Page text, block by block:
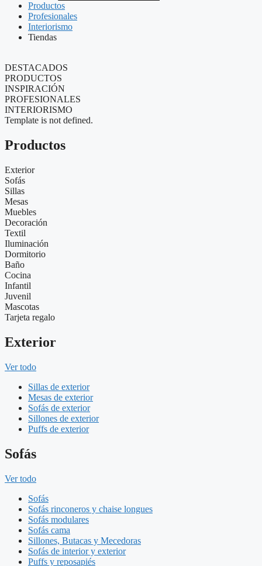
Productos
Profesionales
Interiorismo
Tiendas
DESTACADOS
PRODUCTOS
INSPIRACIÓN
PROFESIONALES
INTERIORISMO
Template is not defined.
Productos
Exterior
Sofás
Sillas
Mesas
Muebles
Decoración
Textil
Iluminación
Dormitorio
Baño
Cocina
Infantil
Juvenil
Mascotas
Tarjeta regalo
Exterior
Ver todo
Sillas de exterior
Mesas de exterior
Sofás de exterior
Sillones de exterior
Puffs de exterior
Sofás
Ver todo
Sofás
Sofás rinconeros y chaise longues
Sofás modulares
Sofás cama
Sillones, Butacas y Mecedoras
Sofás de interior y exterior
Puffs y reposapiés